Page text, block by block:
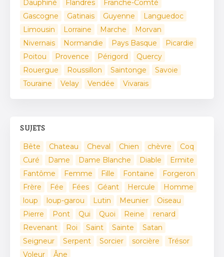
Dauphiné
Flandres
Franche-Comté
Gascogne
Gatinais Guyenne
Languedoc
Limousin
Lorraine Marche
Morvan
Nivernais
Normandie Pays Basque
Picardie
Poitou
Provence Périgord
Quercy
Rouergue
Roussillon Saintonge
Savoie
Touraine
Velay Vendée Vivarais
SUJETS
Bête Chateau Cheval Chien chèvre
Coq
Curé
Dame Dame Blanche Diable
Ermite
Fantôme
Femme Fille Fontaine
Forgeron
Frère
Fée Fées Géant Hercule
Homme
loup
loup-garou Lutin Meunier
Oiseau
Pierre
Pont Qui Quoi Reine
renard
Revenant
Roi Saint Sainte
Satan
Seigneur
Serpent Sorcier sorcière
Trésor
Voleur
Âne